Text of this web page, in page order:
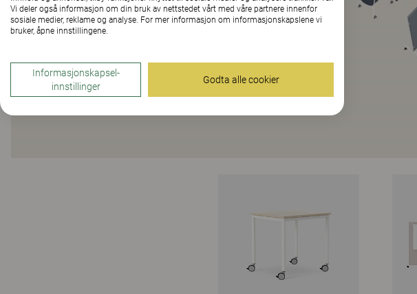
Vi deler også informasjon om din bruk av nettstedet vårt med våre partnere innenfor
sosiale medier, reklame og analyse. For mer informasjon om informasjonskapslene vi
bruker, åpne innstillingene.
Informasjonskapsel-
innstillinger
Godta alle cookier